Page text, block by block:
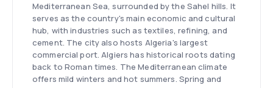
Mediterranean Sea, surrounded by the Sahel hills. It
serves as the country's main economic and cultural
hub, with industries such as textiles, refining, and
cement. The city also hosts Algeria's largest
commercial port. Algiers has historical roots dating
back to Roman times. The Mediterranean climate
offers mild winters and hot summers. Spring and